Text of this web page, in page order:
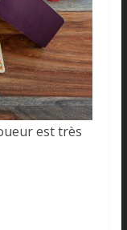
est très